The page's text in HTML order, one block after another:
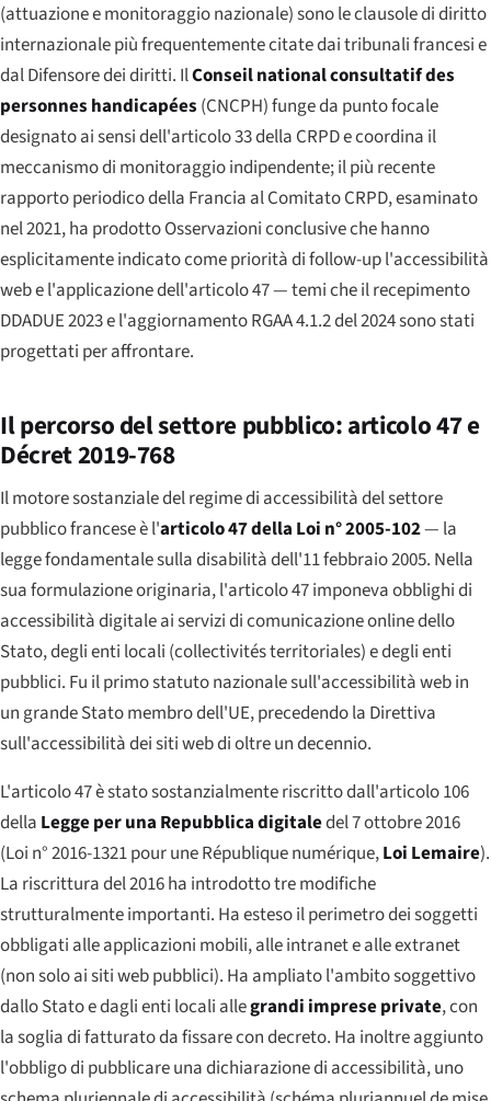
(attuazione e monitoraggio nazionale) sono le clausole di diritto
internazionale più frequentemente citate dai tribunali francesi e
dal Difensore dei diritti. IlConseil national consultatif des
personnes handicapées (CNCPH) funge da punto focale
designato ai sensi dell'articolo 33 della CRPD e coordina il
meccanismo di monitoraggio indipendente; il più recente
rapporto periodico della Francia al Comitato CRPD, esaminato
nel 2021, ha prodotto Osservazioni conclusive che hanno
esplicitamente indicato come priorità di follow-up l'accessibilità
web e l'applicazione dell'articolo 47 — temi che il recepimento
DDADUE 2023 e l'aggiornamento RGAA 4.1.2 del 2024 sono stati
progettati per affrontare.
Il percorso del settore pubblico: articolo 47 e
Décret 2019-768
Il motore sostanziale del regime di accessibilità del settore
pubblico francese è l'articolo 47 della Loi n° 2005-102— la
legge fondamentale sulla disabilità dell'11 febbraio 2005. Nella
sua formulazione originaria, l'articolo 47 imponeva obblighi di
accessibilità digitale ai servizi di comunicazione online dello
Stato, degli enti locali (collectivités territoriales) e degli enti
pubblici. Fu il primo statuto nazionale sull'accessibilità web in
un grande Stato membro dell'UE, precedendo la Direttiva
sull'accessibilità dei siti web di oltre un decennio.
L'articolo 47 è stato sostanzialmente riscritto dall'articolo 106
della Legge per una Repubblica digitaledel 7 ottobre 2016
(Loi n° 2016-1321 pour une République numérique,Loi Lemaire).
La riscrittura del 2016 ha introdotto tre modifiche
strutturalmente importanti. Ha esteso il perimetro dei soggetti
obbligati alle applicazioni mobili, alle intranet e alle extranet
(non solo ai siti web pubblici). Ha ampliato l'ambito soggettivo
dallo Stato e dagli enti locali allegrandi imprese private, con
la soglia di fatturato da fissare con decreto. Ha inoltre aggiunto
l'obbligo di pubblicare unadichiarazione di accessibilità, uno